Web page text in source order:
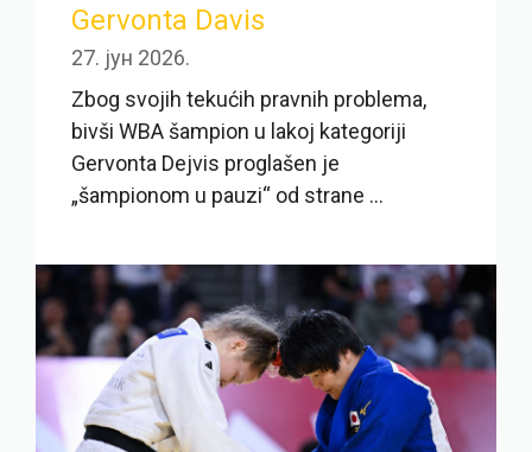
Gervonta Davis
27. јун 2026.
Zbog svojih tekućih pravnih problema,
bivši WBA šampion u lakoj kategoriji
Gervonta Dejvis proglašen je
„šampionom u pauzi“ od strane ...